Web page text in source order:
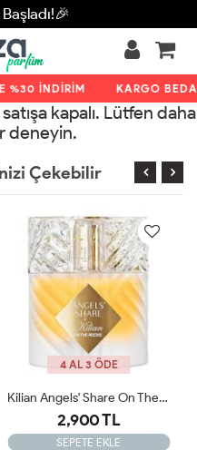
%30 İNDİRİM KARGO
kapalı. Lütfen daha
deneyin.
Çekebilir
4 AL 3 ÖDE
Kilian Angels' Share On The Rocks - Eau De Parfum ARC
2,900 TL
SEPETE EKLE